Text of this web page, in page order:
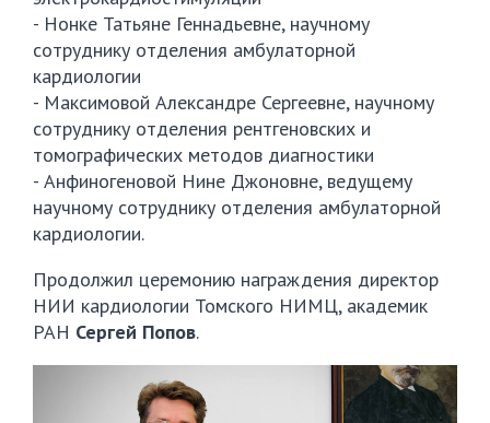
- Нонке Татьяне Геннадьевне, научному
сотруднику отделения амбулаторной
кардиологии
- Максимовой Александре Сергеевне, научному
сотруднику отделения рентгеновских и
томографических методов диагностики
- Анфиногеновой Нине Джоновне, ведущему
научному сотруднику отделения амбулаторной
кардиологии.
Продолжил церемонию награждения директор
НИИ кардиологии Томского НИМЦ, академик
РАН Сергей Попов.